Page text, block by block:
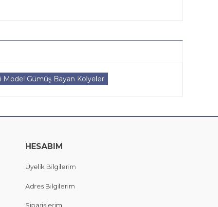
Model Gümüş Bayan Kolyeler
HESABIM
Üyelik Bilgilerim
Adres Bilgilerim
Siparişlerim